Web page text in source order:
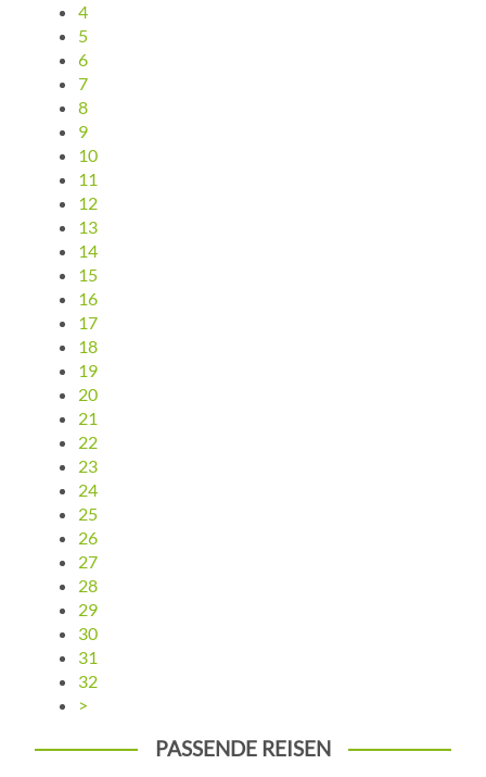
4
5
6
7
8
9
10
11
12
13
14
15
16
17
18
19
20
21
22
23
24
25
26
27
28
29
30
31
32
>
PASSENDE REISEN